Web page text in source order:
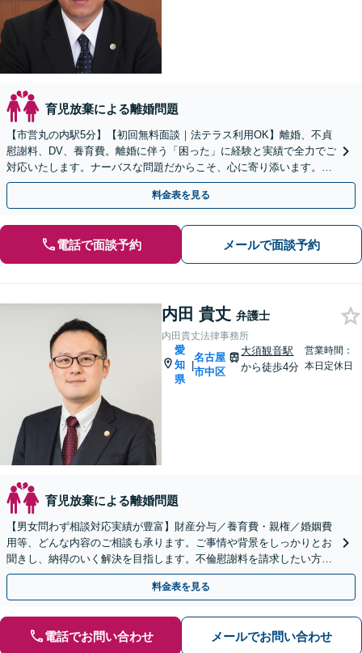
育児放棄による離婚問題
【市営丸の内駅5分】【初回無料面談｜法テラス利用OK】離婚、不貞
慰謝料、DV、養育費。離婚に伴う「困った」に経験と実績で全力でご
対応いたします。ナーバスな問題だからこそ、心に寄り添います。話
しやすい弁護士です。まずはお気軽にご相談を！
料金表を見る
電話で面談予約 メールで面談予約
内田 貴丈 弁護士
内田貴丈法律事務所
愛
知
県
|
名古屋
市中区
大須観音駅
から徒歩4分
営業時間：
本日定休日
育児放棄による離婚問題
【男女問わず相談対応実績が豊富】財産分与／養育費・親権／婚姻費
用等、どんな内容のご相談も承ります。ご事情や背景をしっかりとお
聞きし、納得のいく解決を目指します。不倫慰謝料を請求したい方／
請求された方どちらの対応も可能です
料金表を見る
電話でお問い合わせ メールでお問い合わせ